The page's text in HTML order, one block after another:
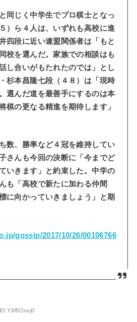
同じく中学生でプロ棋士となっ
）ら４人は、いずれも高校に進
四段に近い連盟関係者は「もと
校を選んだ。家族での相談はも
し合いがもたれたのでは」とし
杉本昌隆七段（４８）は「現時
選んだ道を最善手にするのは本
棋の更なる精進を期待します」
数、勝率など４冠を維持してい
さんも今回の決断に「今までど
いきます」と約束した。中学の
も「高校で新たに加わる仲間
に向かっていきましょう」と期
gossip/2017/10/26/00106766
BOxvj0